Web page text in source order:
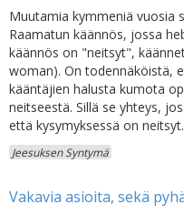
Muutamia kymmeniä vuosia
Raamatun käännös, jossa
käännös on "neitsyt",
woman). On todennäköistä,
kääntäjien halusta kumota
neitseestä. Sillä se yhteys,
että kysymyksessä on neitsyt.
Jeesuksen Syntymä
Vakavia asioita, sekä